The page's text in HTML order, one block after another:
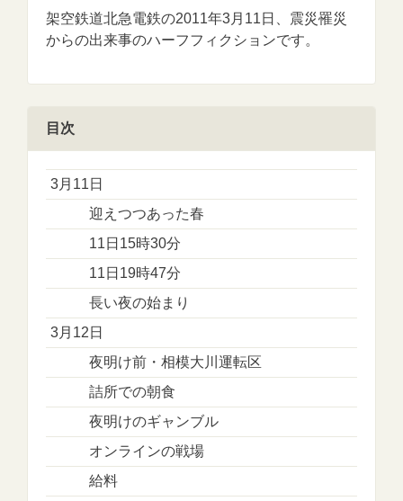
架空鉄道北急電鉄の2011年3月11日、震災罹災
からの出来事のハーフフィクションです。
目次
3月11日
迎えつつあった春
11日15時30分
11日19時47分
長い夜の始まり
3月12日
夜明け前・相模大川運転区
詰所での朝食
夜明けのギャンブル
オンラインの戦場
給料